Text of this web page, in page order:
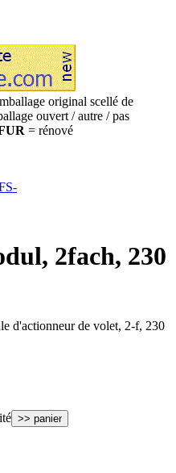
original scellé de
ouvert / autre / pas
= rénové
2fach, 230
d'actionneur de volet, 2-f, 230
>> panier